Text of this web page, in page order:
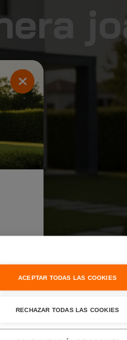
ACEPTAR TODAS LAS COOKIES
RECHAZAR TODAS LAS COOKIES